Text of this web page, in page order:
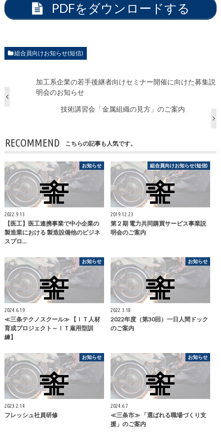
PDFをダウンロードする
組合員向けお知らせ(短信)
加工系企業の若手後継者向けセミナー開催に向けた募集説
明会のお知らせ
技術講習会「金属組織の見方」のご案内
RECOMMEND こちらの記事も人気です。
お知らせ
2022.9.13
【医工】医工連携事業で中小企業の
製造業における 製造設備他のビジネ
スプロ…
組合員向けお知らせ(短信)
2019.12.23
第２期 電力共同購買サービス事業説
明会のご案内
お知らせ
2024.6.19
≪三条テクノスクール≫ 【ＩＴ人材
育成プロジェクト～ＩＴ雇用型訓
練】
お知らせ
2022.3.18
2022年度（第30回）一日人間ドック
のご案内
お知らせ
2023.2.14
フレッシュ社員研修
お知らせ
2024.6.7
≪三条市≫ 「選ばれる職場づくり支
援」のご案内